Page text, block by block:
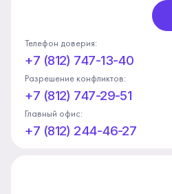
Телефон доверия:
+7 (812) 747-13-40
Разрешение конфликтов:
+7 (812) 747-29-51
Главный офис:
+7 (812) 244-46-27